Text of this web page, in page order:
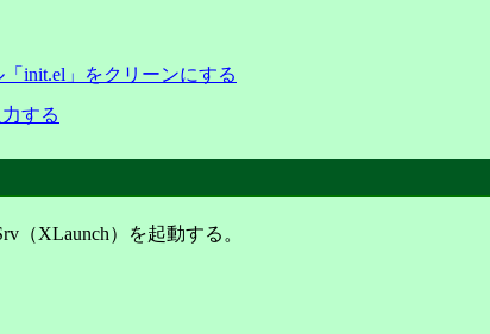
init.el」をクリーンにする
する
（XLaunch）を起動する。